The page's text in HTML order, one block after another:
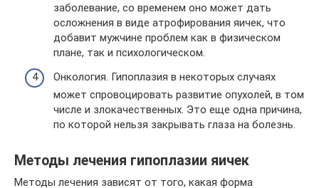
заболевание, со временем оно может дать
осложнения в виде атрофирования яичек, что
добавит мужчине проблем как в физическом
плане, так и психологическом.
Онкология. Гипоплазия в некоторых случаях
может спровоцировать развитие опухолей, в том
числе и злокачественных. Это еще одна причина,
по которой нельзя закрывать глаза на болезнь.
Методы лечения гипоплазии яичек
Методы лечения зависят от того, какая форма